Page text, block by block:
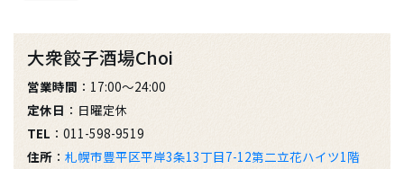
大衆餃子酒場Choi
営業時間 ：17:00～24:00
定休日 ：日曜定休
TEL ：011-598-9519
住所 ： 札幌市豊平区平岸3条13丁目7-12第二立花ハイツ1階